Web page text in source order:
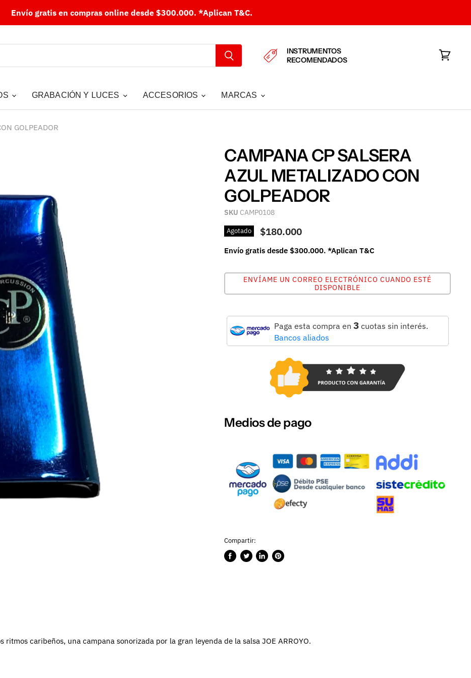
Envío gratis en compras online desde $300.000. *Aplican T&C.
INSTRUMENTOS
RECOMENDADOS
GRABACIÓN Y LUCES ACCESORIOS MARCAS
GOLPEADOR
CAMPANA CP SALSERA
AZUL METALIZADO CON
GOLPEADOR
SKU CAMP0108
Agotado $180.000
Envío gratis desde $300.000. *Aplican T&C
ENVÍAME UN CORREO ELECTRÓNICO CUANDO ESTÉ
DISPONIBLE
Paga esta compra en 3cuotas sin interés.
Bancos aliados
Medios de pago
Compartir:
CompartirPublicarCompartirGuardar
caribeños, una campana sonorizada por la gran leyenda de la salsa JOE ARROYO.